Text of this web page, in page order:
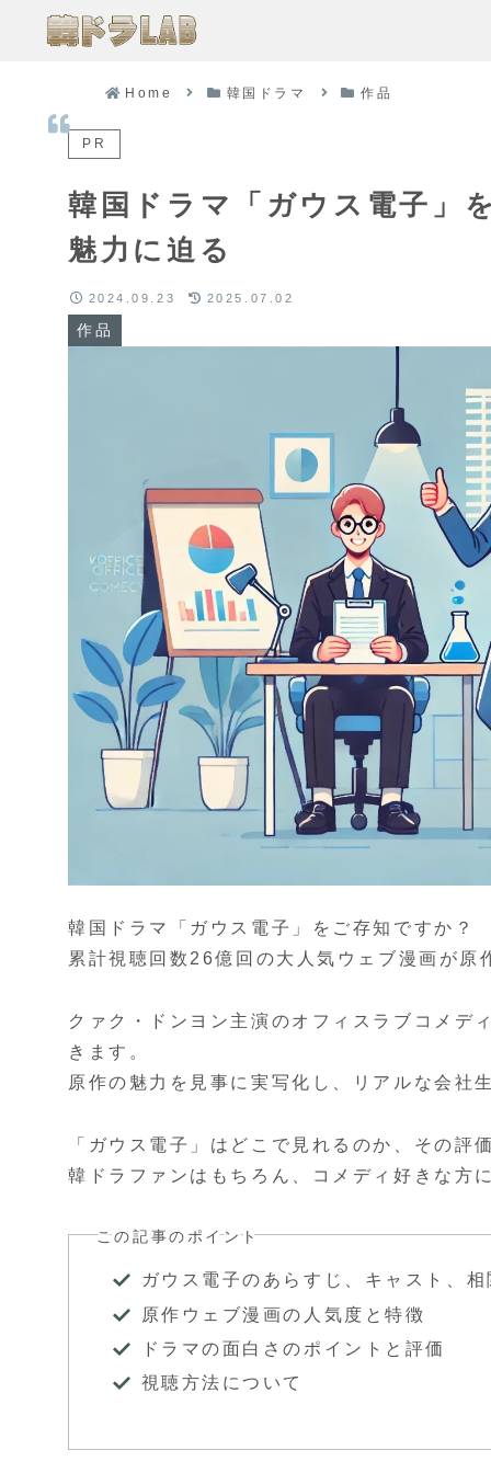
Home 韓国ドラマ 作品
PR
韓国ドラマ「ガウス電子」
魅力に迫る
作品
2024.09.23 2025.07.02
韓国ドラマ「ガウス電子」をご存知ですか？
累計視聴回数26億回の大人気ウェブ漫画が
クァク・ドンヨン主演のオフィスラブコメデ
きます。
原作の魅力を見事に実写化し、リアルな会社
「ガウス電子」はどこで見れるのか、その評
韓ドラファンはもちろん、コメディ好きな方
この記事のポイント
ガウス電子のあらすじ、キャスト、相
原作ウェブ漫画の人気度と特徴
ドラマの面白さのポイントと評価
視聴方法について